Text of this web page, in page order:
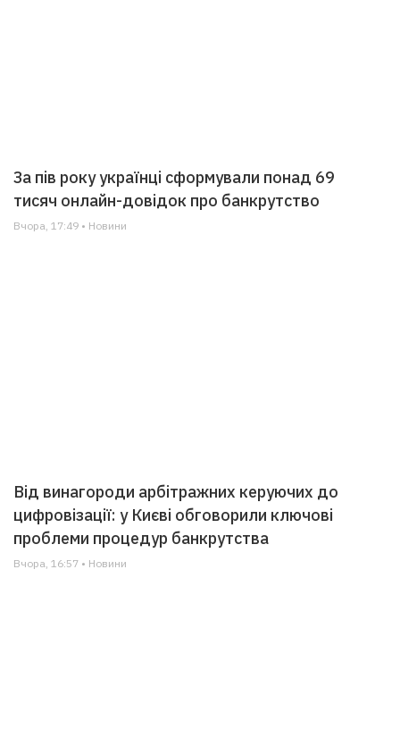
За пів року українці сформували понад 69
тисяч онлайн-довідок про банкрутство
Вчора, 17:49 • Новини
Від винагороди арбітражних керуючих до
цифровізації: у Києві обговорили ключові
проблеми процедур банкрутства
Вчора, 16:57 • Новини